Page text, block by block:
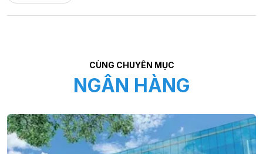
CÙNG CHUYÊN MỤC
NGÂN HÀNG